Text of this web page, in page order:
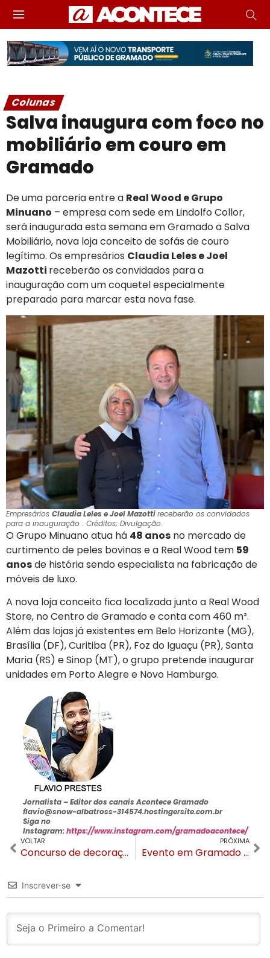
Colunas
Salva inaugura com foco no
mobiliário em couro em
Gramado
De uma parceria entre a Real Wood e Grupo
Minuano – empresa com sede em Lindolfo Collor,
será inaugurada esta semana em Gramado a Salva
Mobiliário, nova loja conceito de sofás de couro
legítimo. Os empresários Claudia Leles e Joel
Mazotti receberão os convidados para a
inauguração com um coquetel especialmente
preparado para marcar esta nova fase.
Empresários Claudia Leles e Joel Mazottireceberão os convidados
para a inauguração . Créditos; Divulgação.
O Grupo Minuano atua há 48 anos no mercado de
curtimento de peles bovinas e a Real Wood tem 59
anosde história sendo especialista na fabricação de
móveis de luxo.
A nova loja conceito fica localizada junto a Real Wood
Store, no Centro de Gramado e conta com 460 m².
Além das lojas já existentes em Belo Horizonte (MG),
Brasília (DF), Curitiba (PR), Foz do Iguaçu (PR), Santa
Maria (RS) e Sinop (MT), o grupo pretende inaugurar
unidades em Porto Alegre e Novo Hamburgo.
Jornalista –Editor dos canais Acontece Gramado
flavio@snow-albatross-314574.hostingersite.com.br
Siga no
Instagram:https://www.instagram.com/gramadoacontece/
VOLTAR
Concurso de decoração natalina em Gramado tem prêmio de R$ 10 mil
PRÓXIMA
Evento em Gramado reúne corretores e gestores de imobiliárias nesta terça
Inscrever-se